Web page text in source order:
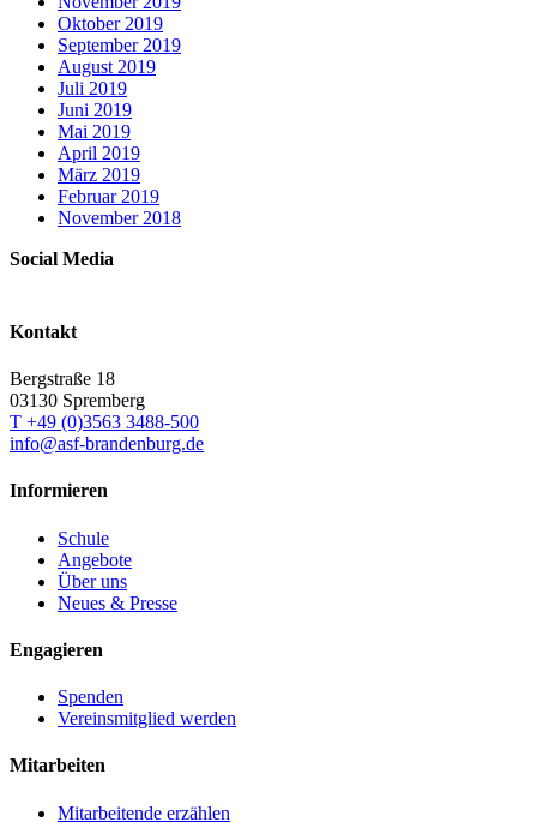
Oktober 2019
September 2019
August 2019
Juli 2019
Juni 2019
Mai 2019
April 2019
März 2019
Februar 2019
November 2018
Social Media
Kontakt
Bergstraße 18
03130 Spremberg
T +49 (0)3563 3488-500
info@asf-brandenburg.de
Informieren
Schule
Angebote
Über uns
Neues & Presse
Engagieren
Spenden
Vereinsmitglied werden
Mitarbeiten
Mitarbeitende erzählen